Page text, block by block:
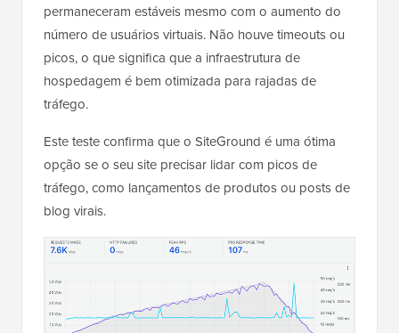
permaneceram estáveis ​​mesmo com o aumento do
número de usuários virtuais. Não houve timeouts ou
picos, o que significa que a infraestrutura de
hospedagem é bem otimizada para rajadas de
tráfego.
Este teste confirma que o SiteGround é uma ótima
opção se o seu site precisar lidar com picos de
tráfego, como lançamentos de produtos ou posts de
blog virais.